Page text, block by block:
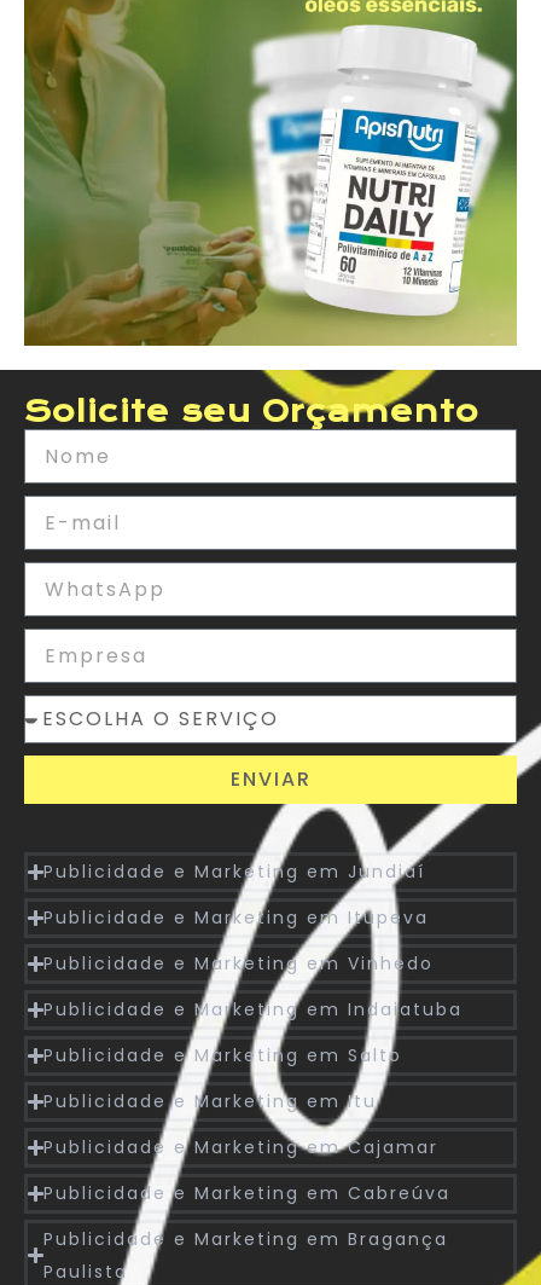
Solicite seu Orçamento
ENVIAR
Publicidade e Marketing em Jundiaí
Publicidade e Marketing em Itupeva
Publicidade e Marketing em Vinhedo
Publicidade e Marketing em Indaiatuba
Publicidade e Marketing em Salto
Publicidade e Marketing em Itu
Publicidade e Marketing em Cajamar
Publicidade e Marketing em Cabreúva
Publicidade e Marketing em Bragança
Paulista